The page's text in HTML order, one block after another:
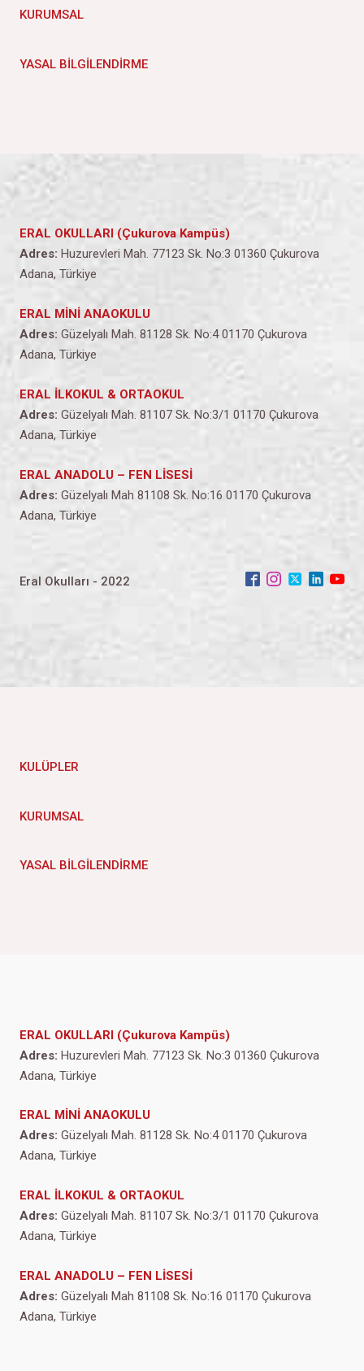
KURUMSAL
YASAL BILGILENDIRME
ERAL OKULLARI (Çukurova Kampüs)
Adres: Huzurevleri Mah. 77123 Sk. No:3 01360 Çukurova
Adana, Türkiye
ERAL MİNİ ANAOKULU
Adres: Güzelyalı Mah. 81128 Sk. No:4 01170 Çukurova
Adana, Türkiye
ERAL İLKOKUL & ORTAOKUL
Adres: Güzelyalı Mah. 81107 Sk. No:3/1 01170 Çukurova
Adana, Türkiye
ERAL ANADOLU – FEN LİSESİ
Adres: Güzelyalı Mah 81108 Sk. No:16 01170 Çukurova
Adana, Türkiye
Eral Okulları - 2022
KULÜPLER
KURUMSAL
YASAL BILGILENDIRME
ERAL OKULLARI (Çukurova Kampüs)
Adres: Huzurevleri Mah. 77123 Sk. No:3 01360 Çukurova
Adana, Türkiye
ERAL MİNİ ANAOKULU
Adres: Güzelyalı Mah. 81128 Sk. No:4 01170 Çukurova
Adana, Türkiye
ERAL İLKOKUL & ORTAOKUL
Adres: Güzelyalı Mah. 81107 Sk. No:3/1 01170 Çukurova
Adana, Türkiye
ERAL ANADOLU – FEN LİSESİ
Adres: Güzelyalı Mah 81108 Sk. No:16 01170 Çukurova
Adana, Türkiye